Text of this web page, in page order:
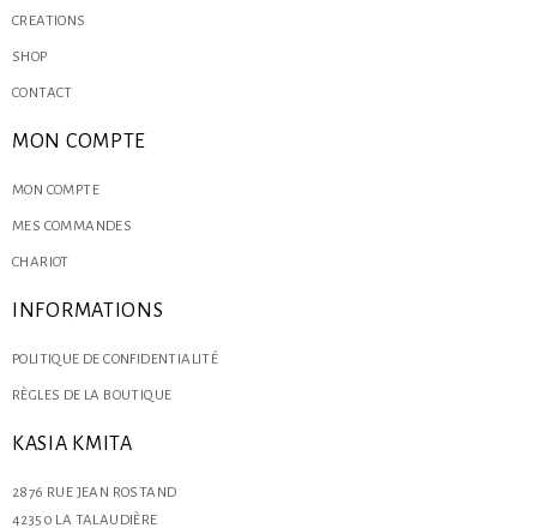
CREATIONS
SHOP
CONTACT
MON COMPTE
MON COMPTE
MES COMMANDES
CHARIOT
INFORMATIONS
POLITIQUE DE CONFIDENTIALITÉ
RÈGLES DE LA BOUTIQUE
KASIA KMITA
2876 RUE JEAN ROSTAND
42350 LA TALAUDIÈRE